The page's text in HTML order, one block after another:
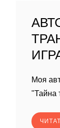
Моя
"Тайна